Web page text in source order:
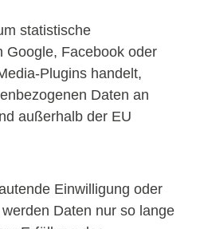
statistische
Google, Facebook oder
Plugins handelt,
Daten an
außerhalb der EU
Einwilligung oder
Daten nur so lange